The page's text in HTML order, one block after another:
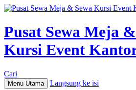
Pusat Sewa Meja
Kursi Event
Cari
Menu Utama Langsung ke isi